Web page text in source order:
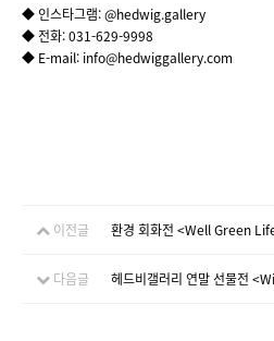
◆ 인스타그램: @hedwig.gallery
◆ 전화: 031-629-9998
◆ E-mail: info@hedwiggallery.com
이전글 환경 회화전 <Well Green
다음글 헤드비갤러리 연말 선물전